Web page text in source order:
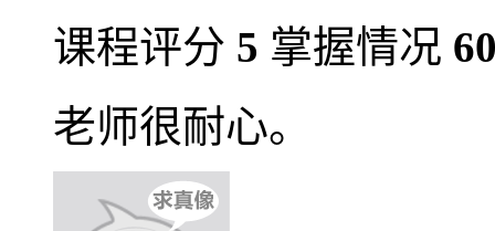
课程评分 5 掌握情况
老师很耐心。